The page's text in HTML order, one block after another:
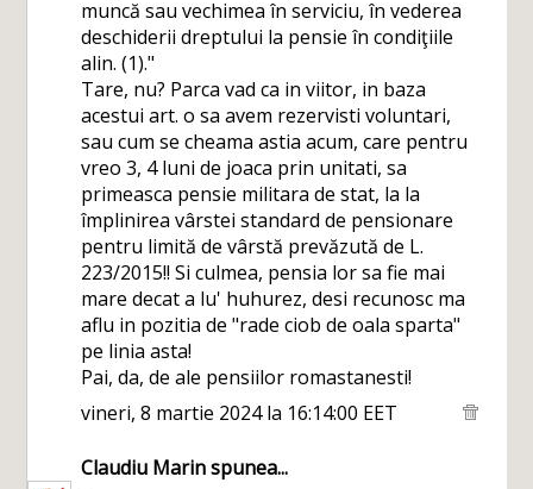
muncă sau vechimea în serviciu, în vederea
deschiderii dreptului la pensie în condiţiile
alin. (1)."
Tare, nu? Parca vad ca in viitor, in baza
acestui art. o sa avem rezervisti voluntari,
sau cum se cheama astia acum, care pentru
vreo 3, 4 luni de joaca prin unitati, sa
primeasca pensie militara de stat, la la
împlinirea vârstei standard de pensionare
pentru limită de vârstă prevăzută de L.
223/2015!! Si culmea, pensia lor sa fie mai
mare decat a lu' huhurez, desi recunosc ma
aflu in pozitia de "rade ciob de oala sparta"
pe linia asta!
Pai, da, de ale pensiilor romastanesti!
vineri, 8 martie 2024 la 16:14:00 EET
Claudiu Marinspunea...